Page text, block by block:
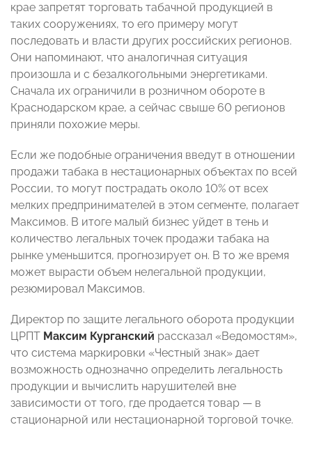
крае запретят торговать табачной продукцией в
таких сооружениях, то его примеру могут
последовать и власти других российских регионов.
Они напоминают, что аналогичная ситуация
произошла и с безалкогольными энергетиками.
Сначала их ограничили в розничном обороте в
Краснодарском крае, а сейчас свыше 60 регионов
приняли похожие меры.
Если же подобные ограничения введут в отношении
продажи табака в нестационарных объектах по всей
России, то могут пострадать около 10% от всех
мелких предпринимателей в этом сегменте, полагает
Максимов. В итоге малый бизнес уйдет в тень и
количество легальных точек продажи табака на
рынке уменьшится, прогнозирует он. В то же время
может вырасти объем нелегальной продукции,
резюмировал Максимов.
Директор по защите легального оборота продукции
ЦРПТ Максим Курганский рассказал «Ведомостям»,
что система маркировки «Честный знак» дает
возможность однозначно определить легальность
продукции и вычислить нарушителей вне
зависимости от того, где продается товар — в
стационарной или нестационарной торговой точке.